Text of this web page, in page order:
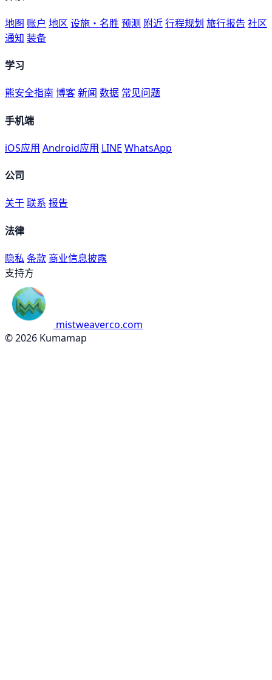
地图 账户 地区 设施・名胜 预测 附近行程规划 旅行报告 社区
通知 装备
学习
熊安全指南 博客新闻 数据 常见问题
手机端
iOS应用 Android应用 LINE WhatsApp
公司
关于联系 报告
法律
隐私 条款 商业信息披露
支持方
mistweaverco.com
© 2026 Kumamap